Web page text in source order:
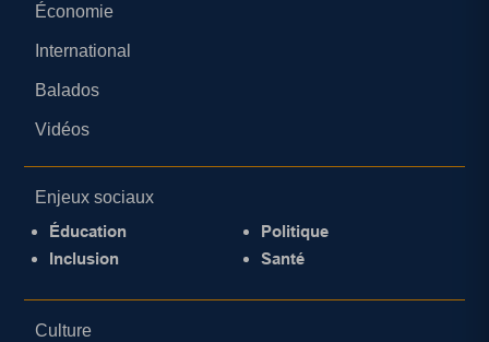
Économie
International
Balados
Vidéos
Enjeux sociaux
Éducation
Inclusion
Politique
Santé
Culture